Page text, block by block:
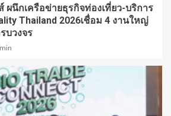
ผนึกเครือข่ายธุรกิจท่องเที่ยว-บริการ
Thailand 2026เชื่อม 4 งานใหญ่
บวงจร